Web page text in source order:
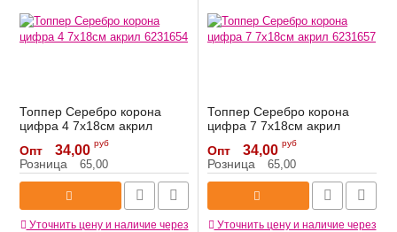
Топпер Серебро корона
цифра 4 7х18см акрил
Артикул: 6231654
Опт 34,00 руб
Розница 65,00
Уточнить цену и наличие через
Топпер Серебро корона
цифра 7 7х18см акрил
Артикул: 6231657
Опт 34,00 руб
Розница 65,00
Уточнить цену и наличие через